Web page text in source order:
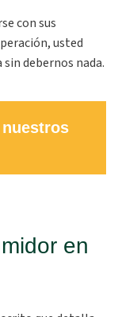
con sus
usted
debernos nada.
en